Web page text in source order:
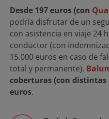
Desde 197 euros(con
podría disfrutar de un
con asistencia en viaje 24
conductor (con
15.000 euros en caso de
total y permanente).
coberturas (con
euros.